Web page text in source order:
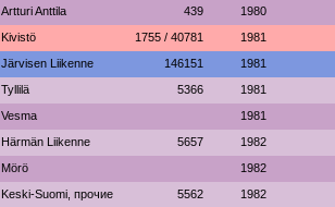
Artturi Anttila 439 1980
Kivistö 1755 / 40781 1981
Järvisen Liikenne 146151 1981
Tyllilä 5366 1981
Vesma 1981
Härmän Liikenne 5657 1982
Mörö 1982
Keski-Suomi, прочие 5562 1982